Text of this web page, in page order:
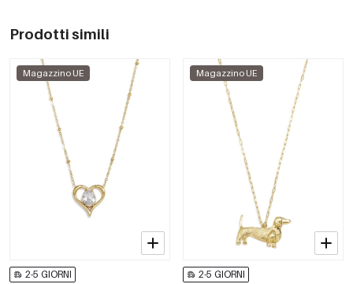
Prodotti simili
Magazzino UE
2-5 GIORNI
Magazzino UE
2-5 GIORNI